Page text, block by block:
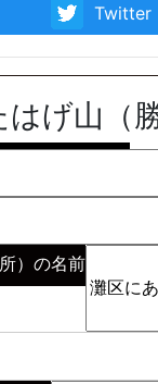
Twitter
はげ山（
）の名前